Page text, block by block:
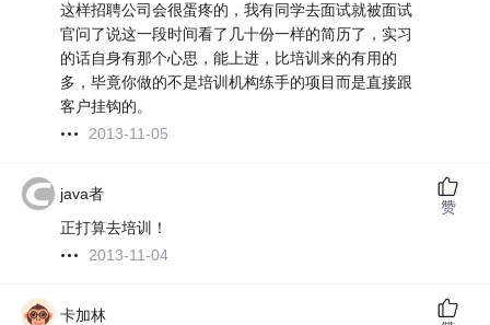
这样招聘公司会很蛋疼的，我有同学去面试就被面试
官问了说这一段时间看了几十份一样的简历了，实习
的话自身有那个心思，能上进，比培训来的有用的
多，毕竟你做的不是培训机构练手的项目而是直接跟
客户挂钩的。
2013-11-05
java者
正打算去培训！
2013-11-04
赞
卡加林